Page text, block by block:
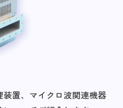
置、マイクロ波関連機器